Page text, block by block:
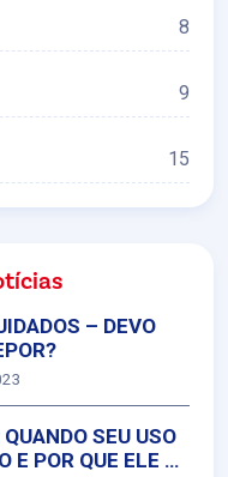
8
9
15
– DEVO
SEU USO
E POR QUE ELE É